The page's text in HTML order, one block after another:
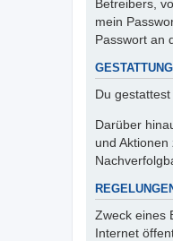
Betreibers,
mein
Passwort an
Du
Darüber
und
Zweck eines
Internet